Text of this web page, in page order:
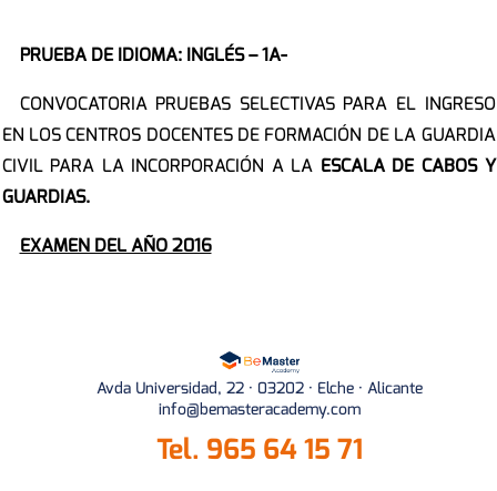
PRUEBA DE IDIOMA: INGLÉS – 1A-
CONVOCATORIA PRUEBAS SELECTIVAS PARA EL INGRESO
EN LOS CENTROS DOCENTES DE FORMACIÓN DE LA GUARDIA
CIVIL PARA LA INCORPORACIÓN A LA ESCALA DE CABOS Y
GUARDIAS.
EXAMEN DEL AÑO 2016
Avda Universidad, 22 · 03202 · Elche · Alicante
info@bemasteracademy.com
Tel. 965 64 15 71